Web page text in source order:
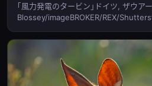
｢風力発電のタービン｣ドイツ, ザウア
Blossey/imageBROKER/REX/